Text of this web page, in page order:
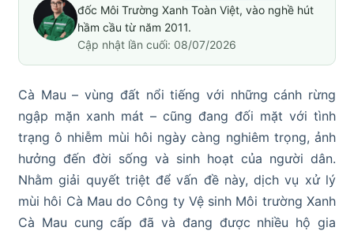
đốc Môi Trường Xanh Toàn Việt, vào nghề hút
hầm cầu từ năm 2011.
Cập nhật lần cuối: 08/07/2026
Cà Mau – vùng đất nổi tiếng với những cánh rừng
ngập mặn xanh mát – cũng đang đối mặt với tình
trạng ô nhiễm mùi hôi ngày càng nghiêm trọng, ảnh
hưởng đến đời sống và sinh hoạt của người dân.
Nhằm giải quyết triệt để vấn đề này, dịch vụ xử lý
mùi hôi Cà Mau do Công ty Vệ sinh Môi trường Xanh
Cà Mau cung cấp đã và đang được nhiều hộ gia